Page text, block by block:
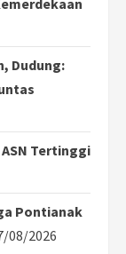
Dudung:
Tertinggi
Pontianak
08/2026